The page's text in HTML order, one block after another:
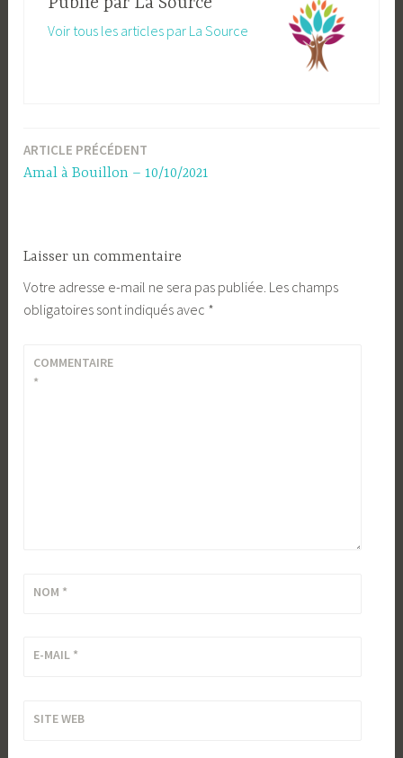
Voir tous les articles par La Source
Navigation
ARTICLE PRÉCÉDENT
Amal à Bouillon – 10/10/2021
Laisser un commentaire
Votre adresse e-mail ne sera pas publiée. Les champs
obligatoires sont indiqués avec *
COMMENTAIRE
*
NOM *
E-MAIL *
SITE WEB